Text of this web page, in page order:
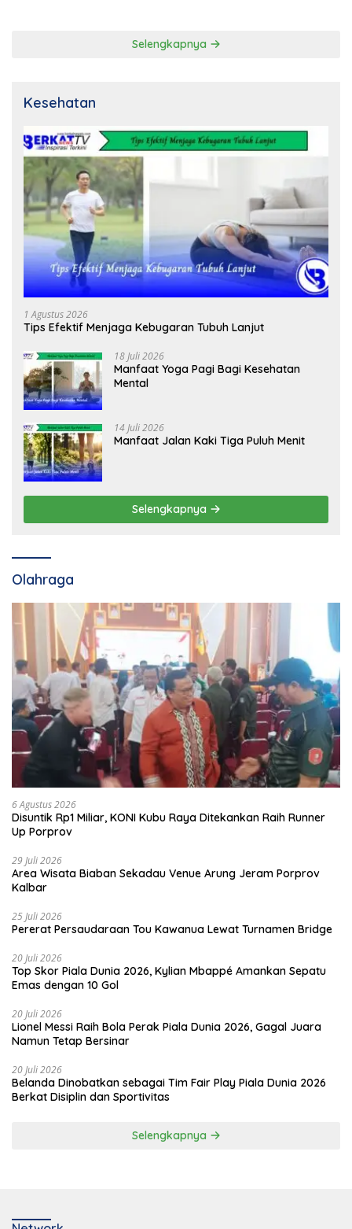
Selengkapnya
Kesehatan
1 Agustus 2026
Tips Efektif Menjaga Kebugaran Tubuh Lanjut
18 Juli 2026
Manfaat Yoga Pagi Bagi Kesehatan
Mental
14 Juli 2026
Manfaat Jalan Kaki Tiga Puluh Menit
Selengkapnya
Olahraga
6 Agustus 2026
Disuntik Rp1 Miliar, KONI Kubu Raya Ditekankan Raih Runner
Up Porprov
29 Juli 2026
Area Wisata Biaban Sekadau Venue Arung Jeram Porprov
Kalbar
25 Juli 2026
Pererat Persaudaraan Tou Kawanua Lewat Turnamen Bridge
20 Juli 2026
Top Skor Piala Dunia 2026, Kylian Mbappé Amankan Sepatu
Emas dengan 10 Gol
20 Juli 2026
Lionel Messi Raih Bola Perak Piala Dunia 2026, Gagal Juara
Namun Tetap Bersinar
20 Juli 2026
Belanda Dinobatkan sebagai Tim Fair Play Piala Dunia 2026
Berkat Disiplin dan Sportivitas
Selengkapnya